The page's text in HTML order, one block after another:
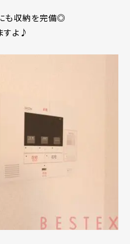
も収納を完備◎
すよ♪